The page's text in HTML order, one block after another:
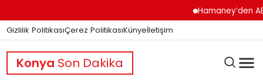
Hamaney’den
Gizlilik PolitikasıÇerez PolitikasıKünyeİletişim
Konya Son Dakika